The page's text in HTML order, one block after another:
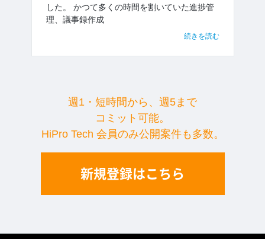
した。 かつて多くの時間を割いていた進捗管
理、議事録作成
続きを読む
週1・短時間から、週5まで
コミット可能。
HiPro Tech 会員のみ公開案件も多数。
新規登録はこちら